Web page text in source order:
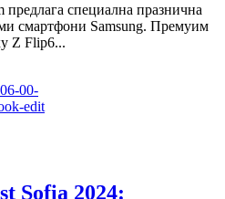
специална празнична
смартфони Samsung. Премуим
Z Flip6...
Sofia 2024: